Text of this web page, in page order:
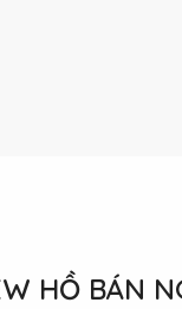
HỒ BÁN